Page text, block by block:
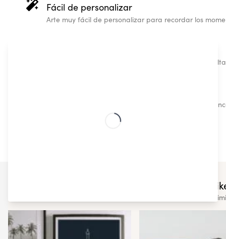
Fácil de personalizar
Arte muy fácil de personalizar para recordar los
Nuestros pósters personalizados de mapas son de
Nuestros estilos escandinavos, súper demandados,
ningún experto de diseño.
You may also
Check out some of our other